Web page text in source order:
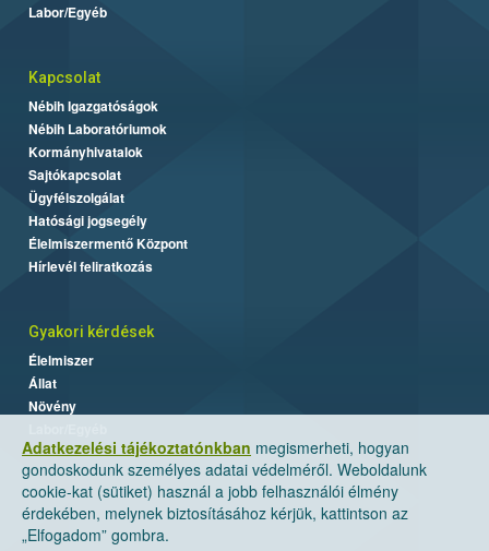
Adatkezelési tájékoztatónkban megismerheti, hogyan
gondoskodunk személyes adatai védelméről. Weboldalunk
cookie-kat (sütiket) használ a jobb felhasználói élmény
érdekében, melynek biztosításához kérjük, kattintson az
„Elfogadom” gombra.
Labor/Egyéb
Kapcsolat
Nébih Igazgatóságok
Nébih Laboratóriumok
Kormányhivatalok
Sajtókapcsolat
Ügyfélszolgálat
Hatósági jogsegély
Élelmiszermentő Központ
Hírlevél feliratkozás
Gyakori kérdések
Élelmiszer
Állat
Növény